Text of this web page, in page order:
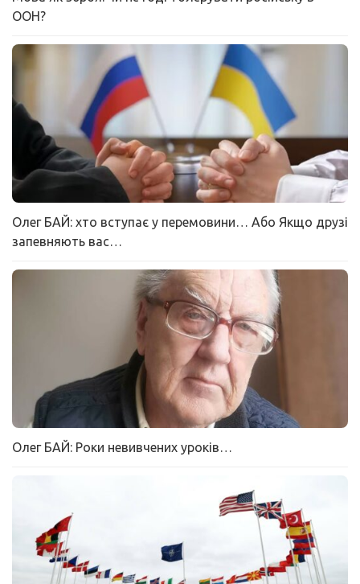
ООН?
Олег БАЙ: хто вступає у перемовини… Або Якщо друзі
запевняють вас…
Олег БАЙ: Роки невивчених уроків…